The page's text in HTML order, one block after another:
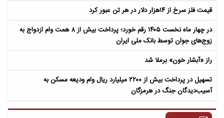
قیمت فلز سرخ از ۱۴هزار دلار در هر تن عبور کرد
در چهار ماه نخست ۱۴۰۵ رقم خورد؛ پرداخت بیش از ۸ همت وام ازدواج به
زوج‌های جوان توسط بانک ملی ایران
راز «آبشار خون» برملا شد
تسهیل در پرداخت بیش از ۲۲۰۰ میلیارد ریال وام ودیعه مسکن به
آسیب‌دیدگان جنگ در هرمزگان